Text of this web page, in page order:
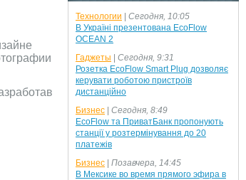
Технологии
Сегодня, 10:05
В Україні презентована EcoFlow
OCEAN 2
Гаджеты
Сегодня, 9:31
Розетка EcoFlow Smart Plug дозволяє
керувати роботою пристроїв
дистанційно
Бизнес
Сегодня, 8:49
EcoFlow та ПриватБанк пропонують
станції у розтермінування до 20
платежів
Бизнес
Позавчера, 14:45
В Мексике во время прямого эфира в